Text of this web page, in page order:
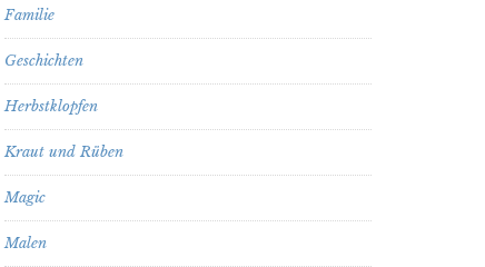
Familie
Geschichten
Herbstklopfen
Kraut und Rüben
Magic
Malen